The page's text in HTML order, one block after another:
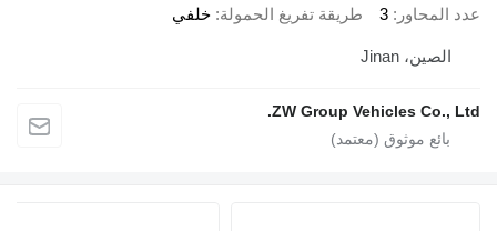
3 طريقة تفريغ الحمولة خلفي
الصين، Jinan
ZW Group Vehicles